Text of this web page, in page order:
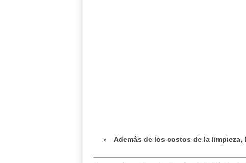
Además de los costos de la